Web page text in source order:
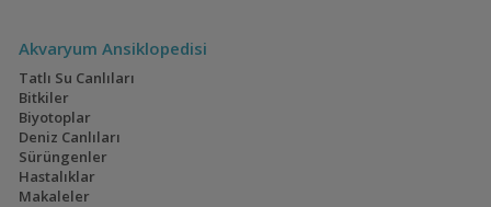
Head Tapajos
Akvaryum Ansiklopedisi
Tatlı Su Canlıları
Bitkiler
Biyotoplar
Deniz Canlıları
Sürüngenler
Hastalıklar
Makaleler